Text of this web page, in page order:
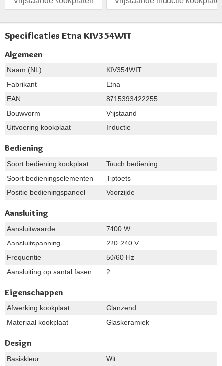
Specificaties Etna KIV354WIT
Algemeen
Naam (NL)
KIV354WIT
Fabrikant
Etna
EAN
8715393422255
Bouwvorm
Vrijstaand
Uitvoering kookplaat
Inductie
Bediening
Soort bediening kookplaat
Touch bediening
Soort bedieningselementen
Tiptoets
Positie bedieningspaneel
Voorzijde
Aansluiting
Aansluitwaarde
7400 W
Aansluitspanning
220-240 V
Frequentie
50/60 Hz
Aansluiting op aantal fasen
2
Eigenschappen
Afwerking kookplaat
Glanzend
Materiaal kookplaat
Glaskeramiek
Design
Basiskleur
Wit